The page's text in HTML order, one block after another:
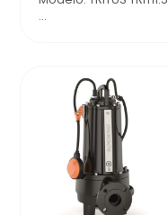
...